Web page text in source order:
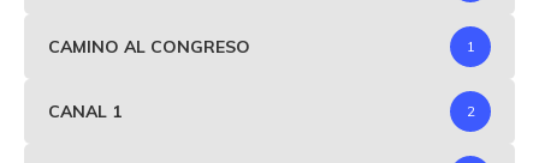
CAMINO AL CONGRESO 1
CANAL 1 2